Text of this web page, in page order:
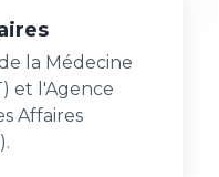
la Médecine
et l'Agence
Affaires